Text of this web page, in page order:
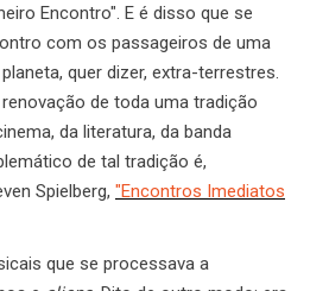
Encontro". E é disso que se
com os passageiros de uma
quer dizer, extra-terrestres.
de toda uma tradição
da literatura, da banda
de tal tradição é,
Spielberg, "Encontros Imediatos
que se processava a